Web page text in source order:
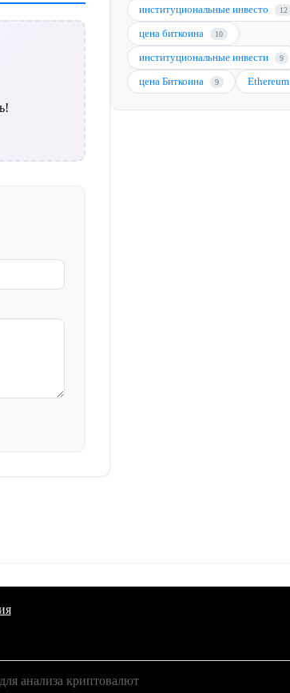
институциональные инвесто 12
цена биткоина 10
институциональные инвести 9
цена Биткоина 9 Ethereum
анализа криптовалют